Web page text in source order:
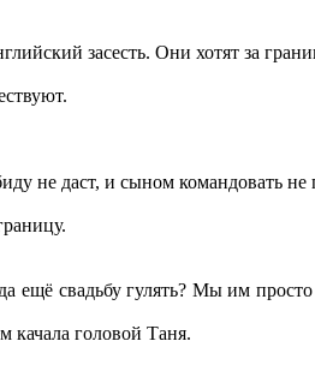
засесть. Они хотят за
не даст, и сыном командовать не
свадьбу гулять? Мы им
качала головой Таня.